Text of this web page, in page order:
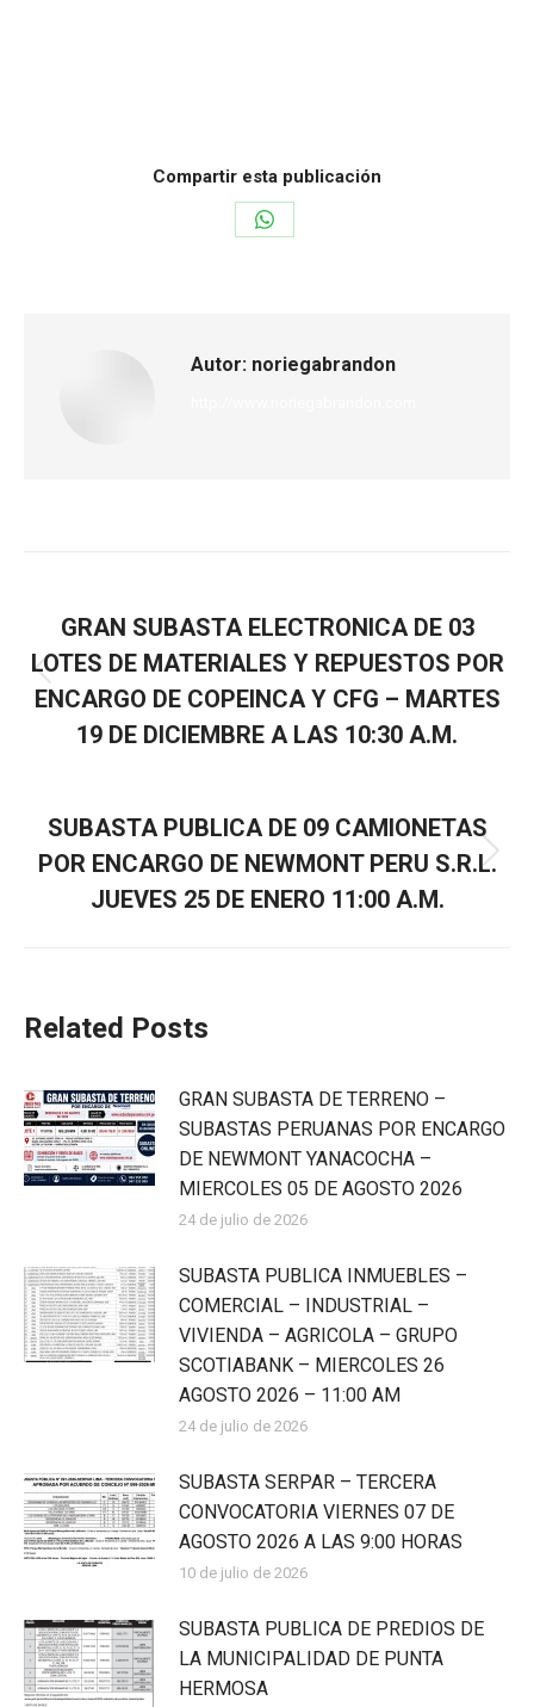
Compartir esta publicación
Autor: noriegabrandon
GRAN SUBASTA ELECTRONICA DE 03
LOTES DE MATERIALES Y REPUESTOS POR
ENCARGO DE COPEINCA Y CFG – MARTES
19 DE DICIEMBRE A LAS 10:30 A.M.
SUBASTA PUBLICA DE 09 CAMIONETAS
POR ENCARGO DE NEWMONT PERU S.R.L.
JUEVES 25 DE ENERO 11:00 A.M.
Related Posts
GRAN SUBASTA DE TERRENO –
SUBASTAS PERUANAS POR ENCARGO
DE NEWMONT YANACOCHA –
MIERCOLES 05 DE AGOSTO 2026
24 de julio de 2026
SUBASTA PUBLICA INMUEBLES –
COMERCIAL – INDUSTRIAL –
VIVIENDA – AGRICOLA – GRUPO
SCOTIABANK – MIERCOLES 26
AGOSTO 2026 – 11:00 AM
24 de julio de 2026
SUBASTA SERPAR – TERCERA
CONVOCATORIA VIERNES 07 DE
AGOSTO 2026 A LAS 9:00 HORAS
10 de julio de 2026
SUBASTA PUBLICA DE PREDIOS DE
LA MUNICIPALIDAD DE PUNTA
HERMOSA